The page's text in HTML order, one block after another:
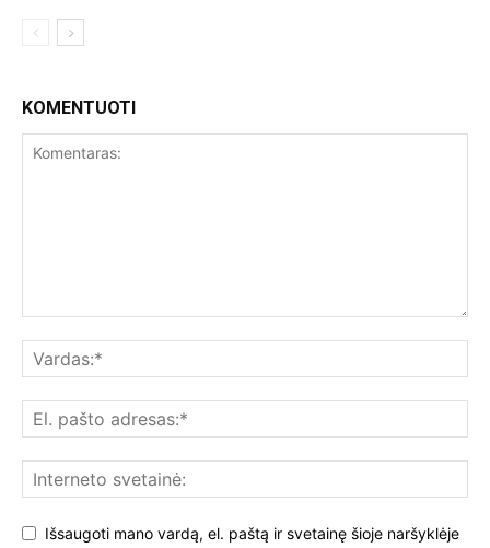
KOMENTUOTI
Išsaugoti mano vardą, el. paštą ir svetainę šioje naršyklėje